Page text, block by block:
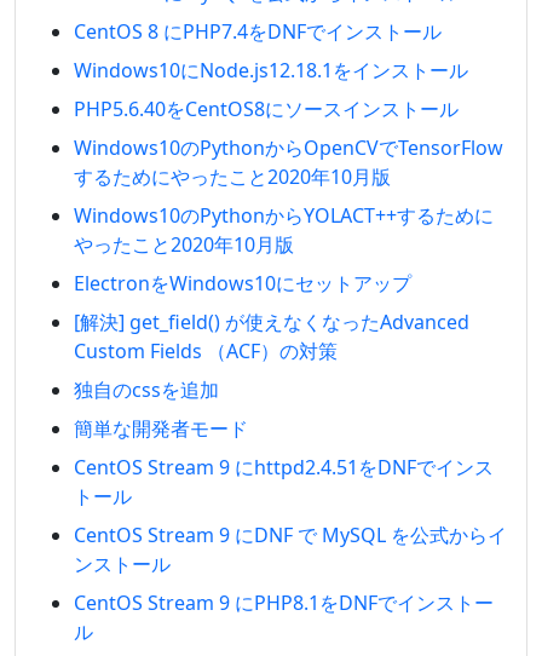
CentOS 8 にPHP7.4をDNFでインストール
Windows10にNode.js12.18.1をインストール
PHP5.6.40をCentOS8にソースインストール
Windows10のPythonからOpenCVでTensorFlow
するためにやったこと2020年10月版
Windows10のPythonからYOLACT++するために
やったこと2020年10月版
ElectronをWindows10にセットアップ
[解決] get_field() が使えなくなったAdvanced
Custom Fields （ACF）の対策
独自のcssを追加
簡単な開発者モード
CentOS Stream 9 にhttpd2.4.51をDNFでインス
トール
CentOS Stream 9 にDNF で MySQL を公式からイ
ンストール
CentOS Stream 9 にPHP8.1をDNFでインストー
ル